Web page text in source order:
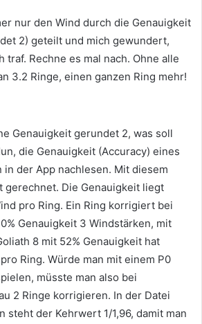
nur den Wind durch die Genauigkeit
2) geteilt und mich gewundert,
traf. Rechne es mal nach. Ohne alle
3.2 Ringe, einen ganzen Ring mehr!
Genauigkeit gerundet 2, was soll
die Genauigkeit (Accuracy) eines
in der App nachlesen. Mit diesem
gerechnet. Die Genauigkeit liegt
pro Ring. Ein Ring korrigiert bei
Genauigkeit 3 Windstärken, mit
8 mit 52% Genauigkeit hat
Ring. Würde man mit einem P0
müsste man also bei
2 Ringe korrigieren. In der Datei
steht der Kehrwert 1/1,96, damit man